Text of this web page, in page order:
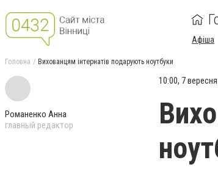
Афіша
Головна Вихованцям інтернатів подарують ноутбуки
Романенко Анна
главный редактор
10:00, 7